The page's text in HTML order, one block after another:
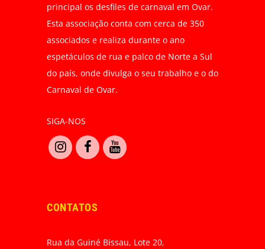
principal os desfiles de carnaval em Ovar.
Esta associação conta com cerca de 350
associados e realiza durante o ano
espetáculos de rua e palco de Norte a Sul
do país, onde divulga o seu trabalho e o do
Carnaval de Ovar.
SIGA-NOS
CONTATOS
Rua da Guiné Bissau, Lote 20,